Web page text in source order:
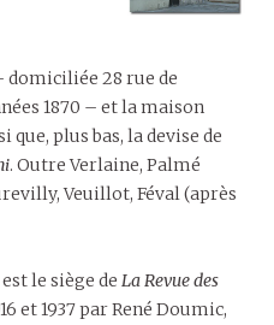
28 rue de
1870 – et la maison
que, plus bas, la devise de
. Outre Verlaine, Palmé
Veuillot, Féval (après
est le siège de La Revue des
et 1937 par René Doumic,